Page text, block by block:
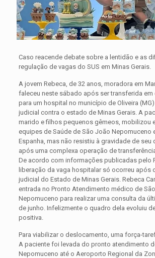
Caso reacende debate sobre a lentidão e as
regulação de vagas do SUS em Minas Gerais.
A jovem Rebeca, de 32 anos, moradora em
faleceu neste sábado após ser transferida em
para um hospital no município de Oliveira
judicial contra o estado de Minas Gerais. A
marido e filhos pequenos gêmeos, mobilizou
equipes de Saúde de São João Nepomuceno
Espanha, mas não resistiu à gravidade de seu
após uma complexa operação de
De acordo com informações publicadas pelo
liberação da vaga hospitalar só ocorreu após
judicial do Estado de Minas Gerais. Rebeca
entrada no Pronto Atendimento médico de
Nepomuceno para realizar uma consulta da
de junho. Infelizmente o quadro dela evoluiu
positiva.
Para viabilizar o deslocamento, uma força-
A paciente foi levada do pronto atendimento
Nepomuceno até o Aeroporto Regional da